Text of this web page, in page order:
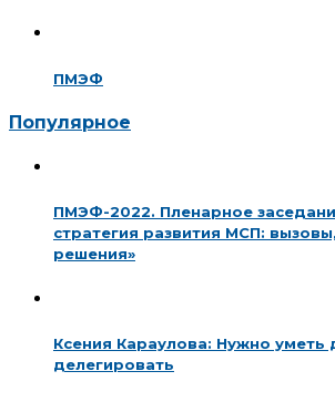
ПМЭФ
Популярное
ПМЭФ-2022. Пленарное
стратегия развития МСП:
решения»
Ксения Караулова: Нужно уметь
делегировать